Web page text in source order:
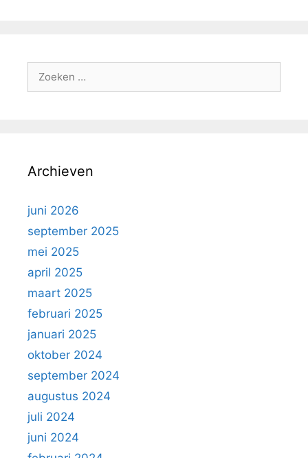
Archieven
juni 2026
september 2025
mei 2025
april 2025
maart 2025
februari 2025
januari 2025
oktober 2024
september 2024
augustus 2024
juli 2024
juni 2024